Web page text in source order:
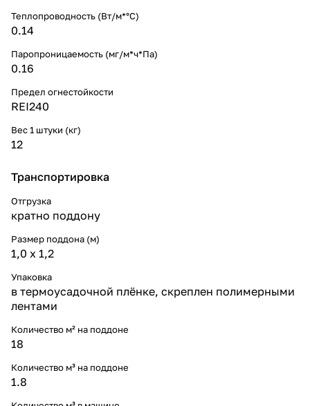
Теплопроводность (Вт/м*°С)
0.14
Паропроницаемость (мг/м*ч*Па)
0.16
Предел огнестойкости
REI240
Вес 1 штуки (кг)
12
Транспортировка
Отгрузка
кратно поддону
Размер поддона (м)
1,0 х 1,2
Упаковка
в термоусадочной плёнке, скреплен полимерными
лентами
Количество м² на поддоне
18
Количество м³ на поддоне
1.8